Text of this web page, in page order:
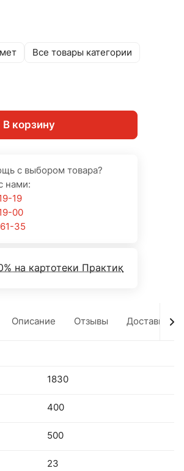
Все товары категории
В корзину
с выбором товара?
нами:
19
00
35
на картотеки Практик
Описание Отзывы Доставка
1830
400
500
23